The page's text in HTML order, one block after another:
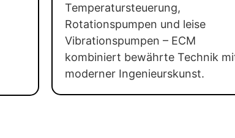
Temperatursteuerung,
Rotationspumpen und leise
Vibrationspumpen – ECM
kombiniert bewährte Technik
moderner Ingenieurskunst.